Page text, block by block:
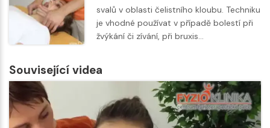
svalů v oblasti čelistního kloubu. Techniku
je vhodné používat v případě bolestí při
žvýkání či zívání, při bruxis…
Související videa